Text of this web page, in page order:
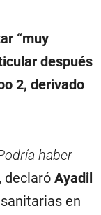
“muy
después
2, derivado
haber
declaró Ayadil
en